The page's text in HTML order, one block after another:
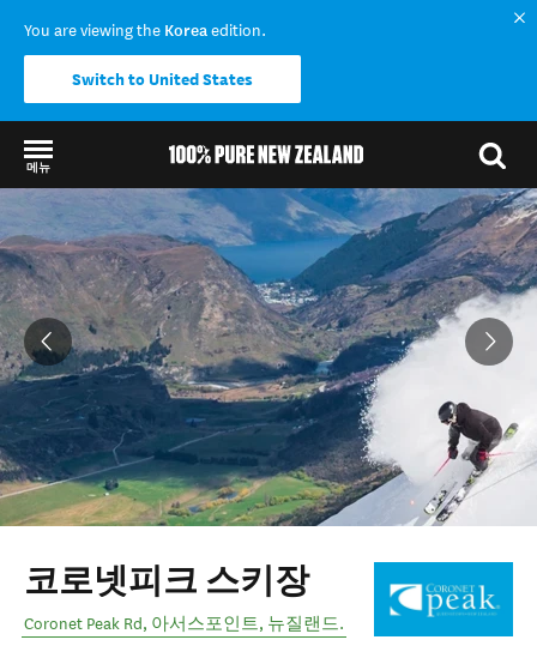
You are viewing the Koreaedition.
Switch to United States
메뉴
Back to my results
코로넷피크 스키장
Coronet Peak Rd, 아서스포인트, 뉴질랜드.